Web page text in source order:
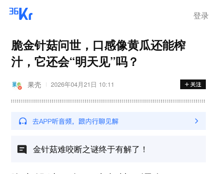
登录
脆金针菇问世，口感像黄瓜还能榨
汁，它还会“明天见”吗？
果壳 2026年04月21日 10:11
金针菇难咬断之谜终于有解了！